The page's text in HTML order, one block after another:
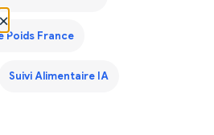
Poids France
Suivi Alimentaire IA
×